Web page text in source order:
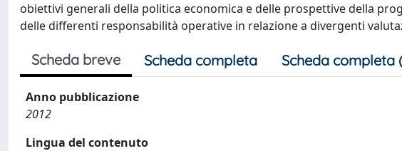
obiettivi generali della politica economica e delle prospettive della
delle differenti responsabilità operative in relazione a divergenti
Scheda breve Scheda completa Scheda completa
Anno pubblicazione
2012
Lingua del contenuto